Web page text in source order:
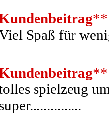
**
Spaß für
**
spielzeug
super...............